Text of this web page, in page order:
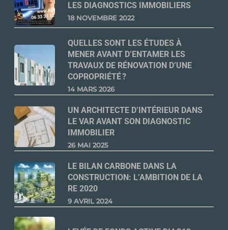
LES DIAGNOSTICS IMMOBILIERS
18 NOVEMBRE 2022
QUELLES SONT LES ÉTUDES À
MENER AVANT D’ENTAMER LES
TRAVAUX DE RÉNOVATION D’UNE
COPROPRIÉTÉ ?
14 MARS 2026
UN ARCHITECTE D’INTÉRIEUR DANS
LE VAR AVANT SON DIAGNOSTIC
IMMOBILIER
26 MAI 2025
LE BILAN CARBONE DANS LA
CONSTRUCTION: L’AMBITION DE LA
RE 2020
9 AVRIL 2024